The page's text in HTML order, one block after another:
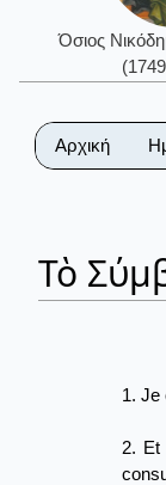
Όσιος
Αρχική
Τὸ
1. Je
2. Et